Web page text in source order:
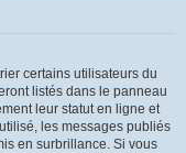
certains utilisateurs du
listés dans le panneau
leur statut en ligne et
les messages publiés
en surbrillance. Si vous